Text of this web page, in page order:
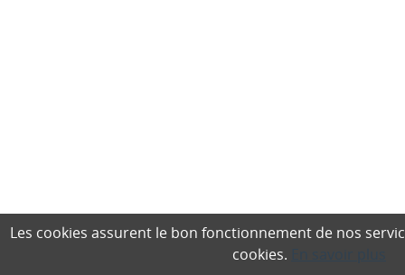
Les cookies assurent le bon fonctionnement de nos
cookies.